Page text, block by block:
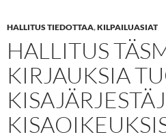
HALLITUS TIEDOTTAA,KILPAILUASIAT
HALLITUS
KIRJAUKSIA